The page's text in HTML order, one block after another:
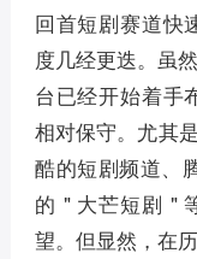
回首短剧赛道快
度几经更迭。虽
台已经开始着手
相对保守。尤其
酷的短剧频道、
的 " 大芒短剧 "
望。但显然，在